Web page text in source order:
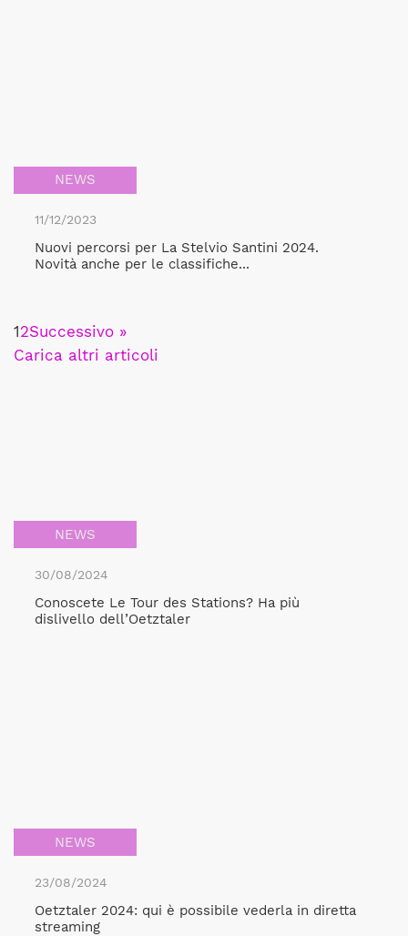
NEWS
11/12/2023
Nuovi percorsi per La Stelvio Santini 2024.
Novità anche per le classifiche...
12Successivo »
Carica altri articoli
NEWS
30/08/2024
Conoscete Le Tour des Stations? Ha più
dislivello dell’Oetztaler
NEWS
23/08/2024
Oetztaler 2024: qui è possibile vederla in diretta
streaming